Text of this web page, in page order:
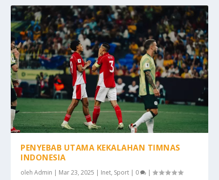
PENYEBAB UTAMA KEKALAHAN TIMNAS
INDONESIA
olehAdmin | Mar 23, 2025 | Inet, Sport | 0 |